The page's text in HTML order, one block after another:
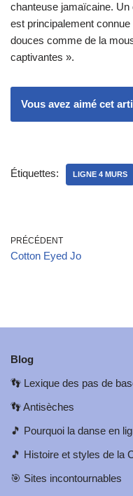
chanteuse jamaïcaine. Un
est principalement
douces comme de la
captivantes ».
Vous avez aimé cet
Étiquettes: LIGNE 4 MURS
PRÉCÉDENT
Cotton Eyed Jo
Blog
👣 Lexique des pas de
👣Antisèches
🎵 Pourquoi la danse en
🎵 Histoire et styles de la
🎯 Sites incontournables